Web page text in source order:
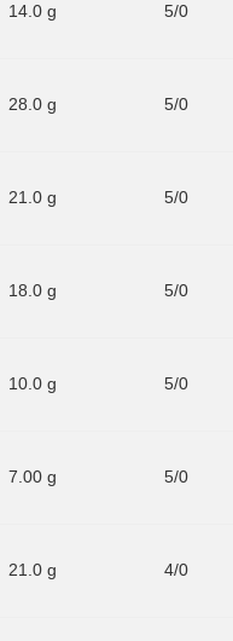
14.0 g 5/0
28.0 g 5/0
21.0 g 5/0
18.0 g 5/0
10.0 g 5/0
7.00 g 5/0
21.0 g 4/0